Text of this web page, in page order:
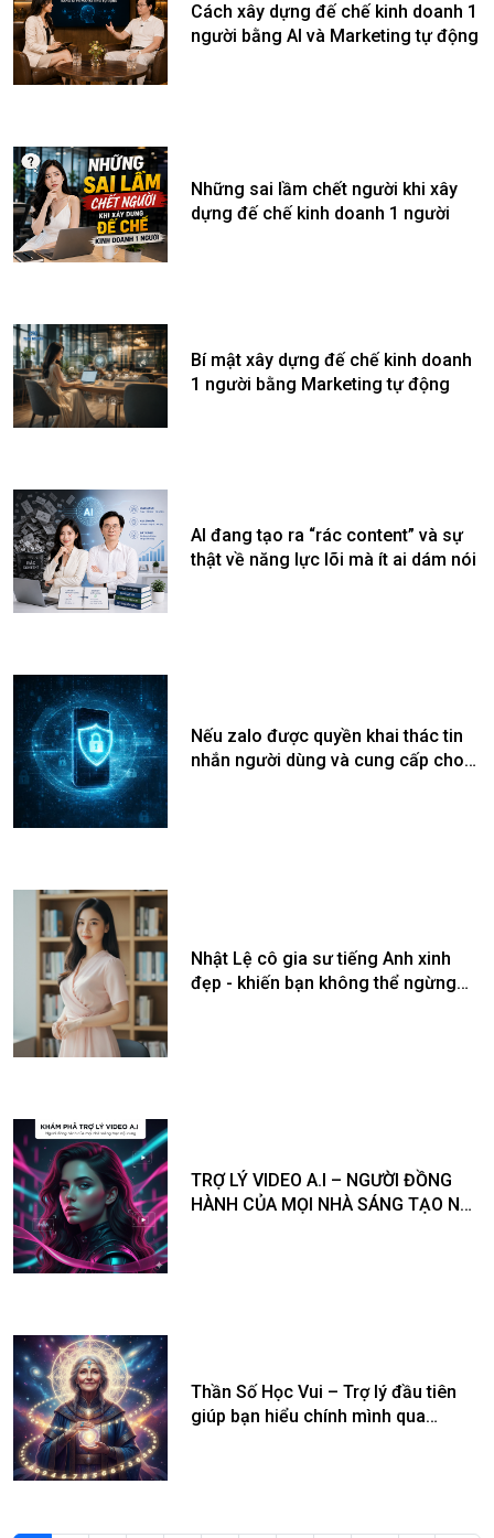
Cách xây dựng đế chế kinh doanh 1
người bằng AI và Marketing tự động
Những sai lầm chết người khi xây
dựng đế chế kinh doanh 1 người
Bí mật xây dựng đế chế kinh doanh
1 người bằng Marketing tự động
AI đang tạo ra “rác content” và sự
thật về năng lực lõi mà ít ai dám nói
Nếu zalo được quyền khai thác tin
nhắn người dùng và cung cấp cho
Nhật Lệ cô gia sư tiếng Anh xinh
đẹp - khiến bạn không thể ngừng
TRỢ LÝ VIDEO A.I – NGƯỜI ĐỒNG
HÀNH CỦA MỌI NHÀ SÁNG TẠO NỘI
Thần Số Học Vui – Trợ lý đầu tiên
giúp bạn hiểu chính mình qua